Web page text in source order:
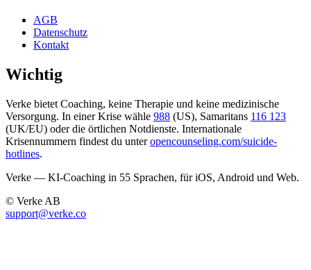
AGB
Datenschutz
Kontakt
Wichtig
Verke bietet Coaching, keine Therapie und keine medizinische
Versorgung. In einer Krise wähle 988 (US), Samaritans 116 123
(UK/EU) oder die örtlichen Notdienste. Internationale
Krisennummern findest du unter opencounseling.com/suicide-
hotlines.
Verke — KI-Coaching in 55 Sprachen, für iOS, Android und Web.
© Verke AB
support@verke.co